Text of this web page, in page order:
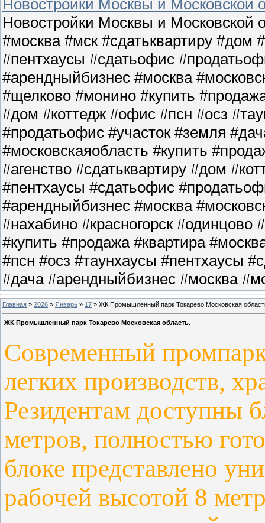
Новостройки Москвы и Московской
Новостройки Москвы и Московской
#москва #мск #сдатьквартиру #дом
#пентхаусы #сдатьофис
#арендныйбизнес #москва
#щелково #монино #купить
#дом #коттедж #офис #псн #осз
#продатьофис #участок #земля
#московскаяобласть #купить
#агенство #сдатьквартиру #дом
#пентхаусы #сдатьофис
#арендныйбизнес #москва
#нахабино #красногорск
#купить #продажа #квартира
#псн #осз #таунхаусы #пентхаусы
#дача #арендныйбизнес #москва
Главная » 2026 » Январь » 17 » ЖК Промышленный парк Токарево Московская
ЖК Промышленный парк Токарево Московская область.
Современный
легких производств,
Резидентам доступны
метров, полностью
блоке представлено
рабочей высотой 8